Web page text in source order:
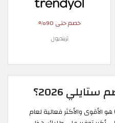
خصم حتى 90%
ترينديول
2026؟
هو الأقوى والأكثر فعالية لعام